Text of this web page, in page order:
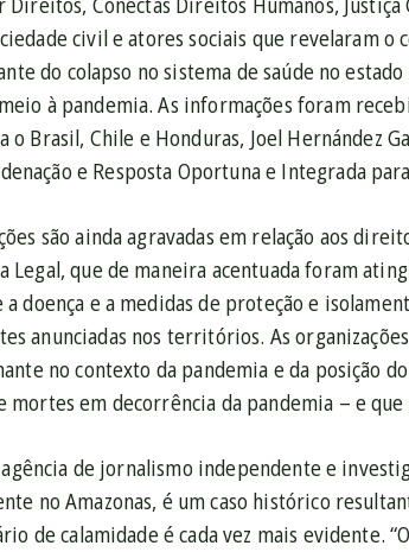
civil e atores sociais que revelaram o
do colapso no sistema de saúde no
à pandemia. As informações foram
Brasil, Chile e Honduras, Joel Hernández
e Resposta Oportuna e Integrada
são ainda agravadas em relação aos
que de maneira acentuada foram
doença e a medidas de proteção e
anunciadas nos territórios. As
no contexto da pandemia e da posição
em decorrência da pandemia – e
de jornalismo independente e
no Amazonas, é um caso histórico
de calamidade é cada vez mais evidente.